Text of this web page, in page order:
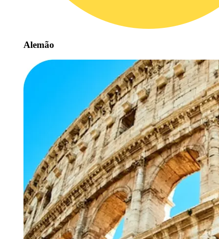
Alemão